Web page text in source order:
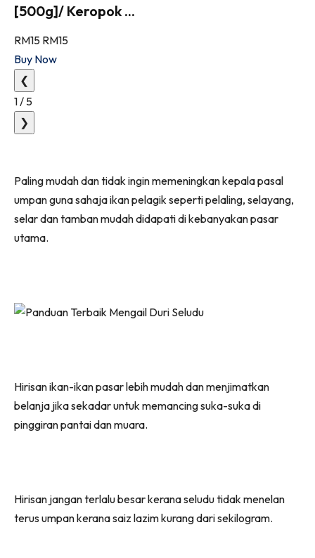
[500g]/ Keropok ...
RM15 RM15
Buy Now
❮
1 / 5
❯
Paling mudah dan tidak ingin memeningkan kepala pasal
umpan guna sahaja ikan pelagik seperti pelaling, selayang,
selar dan tamban mudah didapati di kebanyakan pasar
utama.
Hirisan ikan-ikan pasar lebih mudah dan menjimatkan
belanja jika sekadar untuk memancing suka-suka di
pinggiran pantai dan muara.
Hirisan jangan terlalu besar kerana seludu tidak menelan
terus umpan kerana saiz lazim kurang dari sekilogram.